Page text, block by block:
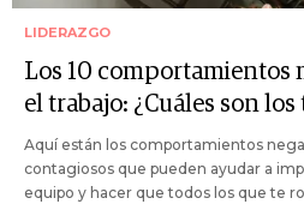
LIDERAZGO
Los 10 comportamientos
el trabajo: ¿Cuáles son los
Aquí están los comportamientos
contagiosos que pueden ayudar a
equipo y hacer que todos los que te